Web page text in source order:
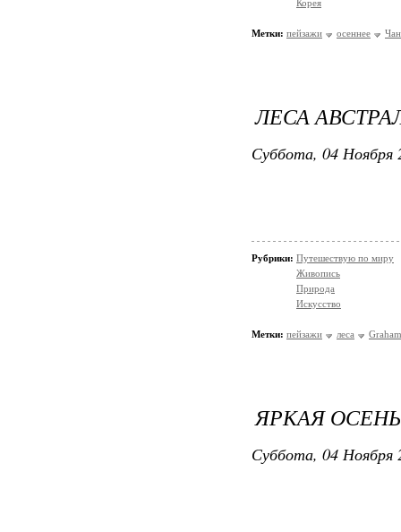
Корея
Метки: пейзажи осеннее
ЛЕСА
Суббота, 04 Ноября
Рубрики: Путешествую по миру
Живопись
Природа
Искусство
Метки: пейзажи леса
ЯРКАЯ ОСЕНЬ
Суббота, 04 Ноября